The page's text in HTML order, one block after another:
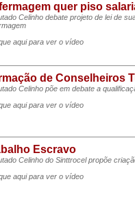
quer piso
Celinho debate projeto de lei de
aqui para ver o vídeo
de Conselheiros
Celinho põe em debate a
aqui para ver o vídeo
Escravo
Celinho do Sinttrocel propõe
aqui para ver o vídeo